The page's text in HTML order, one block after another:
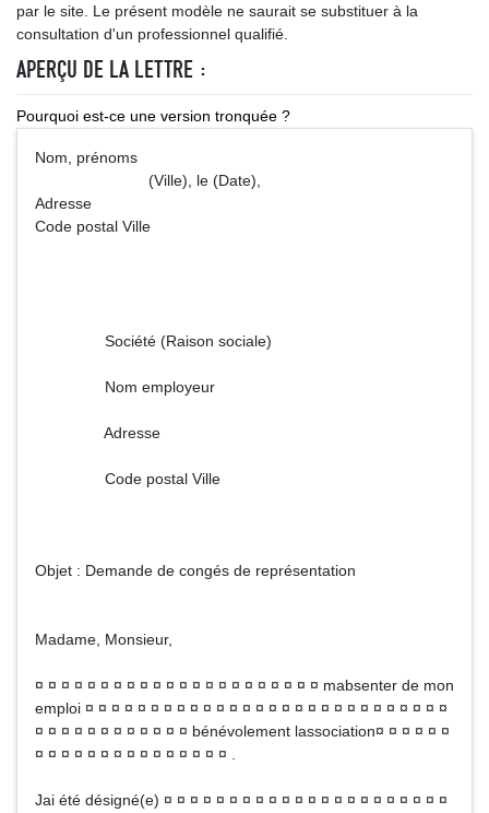
par le site. Le présent modèle ne saurait se substituer à la
consultation d'un professionnel qualifié.
APERÇU DE LA LETTRE :
Pourquoi est-ce une version tronquée ?
Nom, prénoms
(Ville), le (Date),
Adresse
Code postal Ville
Société (Raison sociale)
Nom employeur
Adresse
Code postal Ville
Objet : Demande de congés de représentation
Madame, Monsieur,
¤ ¤ ¤ ¤ ¤ ¤ ¤ ¤ ¤ ¤ ¤ ¤ ¤ ¤ ¤ ¤ ¤ ¤ ¤ ¤ ¤ ¤ mabsenter de mon
emploi ¤ ¤ ¤ ¤ ¤ ¤ ¤ ¤ ¤ ¤ ¤ ¤ ¤ ¤ ¤ ¤ ¤ ¤ ¤ ¤ ¤ ¤ ¤ ¤ ¤ ¤ ¤ ¤
¤ ¤ ¤ ¤ ¤ ¤ ¤ ¤ ¤ ¤ ¤ ¤ bénévolement lassociation¤ ¤ ¤ ¤ ¤ ¤
¤ ¤ ¤ ¤ ¤ ¤ ¤ ¤ ¤ ¤ ¤ ¤ ¤ ¤ ¤ .
Jai été désigné(e) ¤ ¤ ¤ ¤ ¤ ¤ ¤ ¤ ¤ ¤ ¤ ¤ ¤ ¤ ¤ ¤ ¤ ¤ ¤ ¤ ¤ ¤